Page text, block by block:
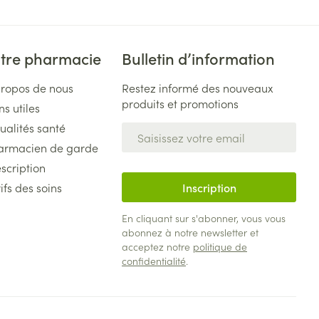
pharmacie
de nous
utiles
santé
de garde
des soins
Bulletin d’information
Restez informé des nouveaux
produits et promotions
Inscription
En cliquant sur s'abonner, vous vous
abonnez à notre newsletter et
acceptez notre politique de
confidentialité.